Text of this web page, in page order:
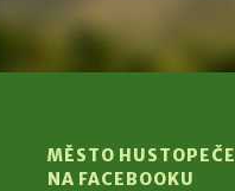
MĚSTO HUSTOPEČE
NA FACEBOOKU